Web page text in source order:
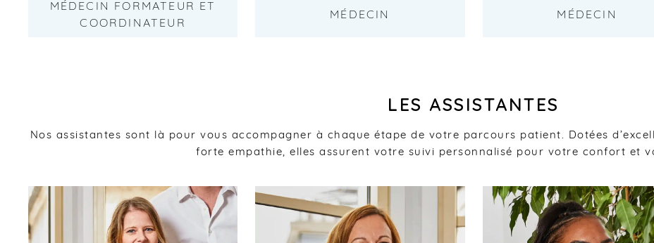
MÉDECIN FORMATEUR ET
COORDINATEUR
MÉDECIN MÉDECIN
LES ASSISTANTES
Nos assistantes sont là pour vous accompagner à chaque étape de votre parcours patient. Dotées
forte empathie, elles assurent votre suivi personnalisé pour votre confort et